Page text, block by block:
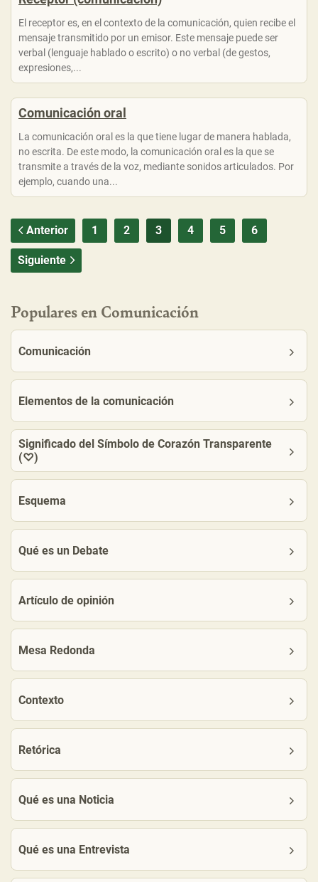
El receptor es, en el contexto de la comunicación, quien recibe el
mensaje transmitido por un emisor. Este mensaje puede ser
verbal (lenguaje hablado o escrito) o no verbal (de gestos,
expresiones,...
Comunicación oral
La comunicación oral es la que tiene lugar de manera hablada,
no escrita. De este modo, la comunicación oral es la que se
transmite a través de la voz, mediante sonidos articulados. Por
ejemplo, cuando una...
Anterior 1 2 3 4 5 6
Siguiente
Populares en Comunicación
Comunicación
Elementos de la comunicación
Significado del Símbolo de Corazón Transparente
(♡)
Esquema
Qué es un Debate
Artículo de opinión
Mesa Redonda
Contexto
Retórica
Qué es una Noticia
Qué es una Entrevista